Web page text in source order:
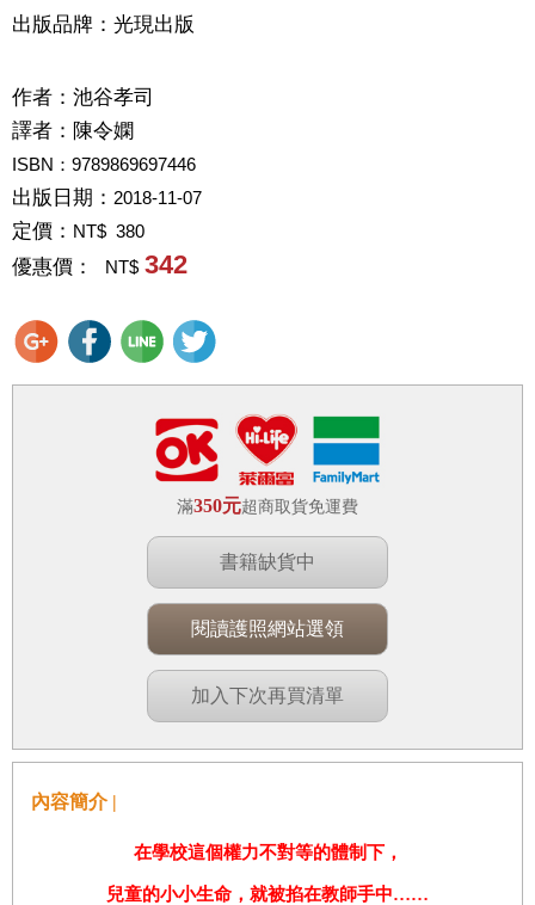
出版品牌：光現出版
作者： 池谷孝司
譯者： 陳令嫻
ISBN：9789869697446
出版日期： 2018-11-07
定價： NT$ 380
優惠價： NT$ 342
滿350元超商取貨免運費
書籍缺貨中
閱讀護照網站選領
加入下次再買清單
內容簡介 |
在學校這個權力不對等的體制下，
兒童的小小生命，就被掐在教師手中……